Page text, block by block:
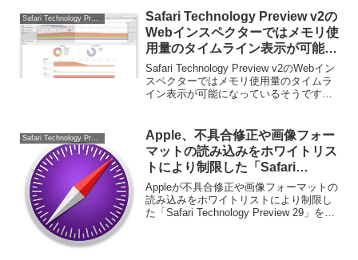
Safari Technology Preview
Safari Technology Preview v2の
Webインスペクターではメモリ使
用量のタイムライン表示が可能
に。
Safari Technology Preview v2のWebイン
スペクターではメモリ使用量のタイムラ
イン表示が可能になっているそうです。
Apple、不具合修正や画像フォー
マットの読み込みをホワイトリス
トにより制限した「Safari
Technology Preview 29」をリリ
ース。
Appleが不具合修正や画像フォーマットの
読み込みをホワイトリストにより制限し
た「Safari Technology Preview 29」をリ